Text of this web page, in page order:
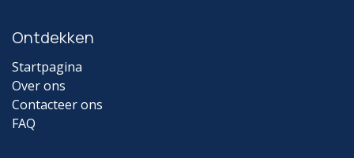
Ontdekken
Startpagina
Over ons
Contacteer ons
FAQ